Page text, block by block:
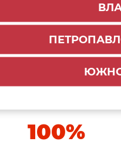
составляет 14
5 рабочих дней
100%